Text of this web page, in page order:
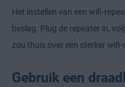
Het instellen van een wifi-
beslag. Plug de repeater in,
zou thuis over een sterker
Gebruik een